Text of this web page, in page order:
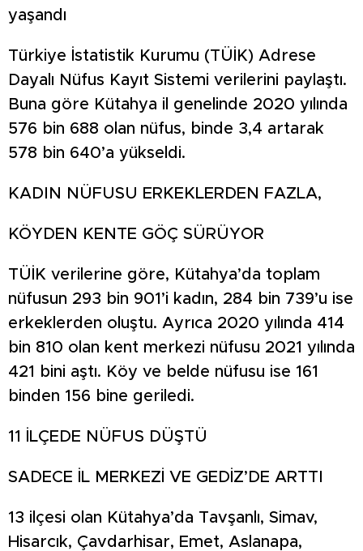
yaşandı
Türkiye İstatistik Kurumu (TÜİK) Adrese
Dayalı Nüfus Kayıt Sistemi verilerini paylaştı.
Buna göre Kütahya il genelinde 2020 yılında
576 bin 688 olan nüfus, binde 3,4 artarak
578 bin 640’a yükseldi.
KADIN NÜFUSU ERKEKLERDEN FAZLA,
KÖYDEN KENTE GÖÇ SÜRÜYOR
TÜİK verilerine göre, Kütahya’da toplam
nüfusun 293 bin 901’i kadın, 284 bin 739’u ise
erkeklerden oluştu. Ayrıca 2020 yılında 414
bin 810 olan kent merkezi nüfusu 2021 yılında
421 bini aştı. Köy ve belde nüfusu ise 161
binden 156 bine geriledi.
11 İLÇEDE NÜFUS DÜŞTÜ
SADECE İL MERKEZİ VE GEDİZ’DE ARTTI
13 ilçesi olan Kütahya’da Tavşanlı, Simav,
Hisarcık, Çavdarhisar, Emet, Aslanapa,